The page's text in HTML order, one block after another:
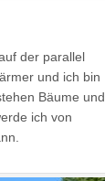
der parallel
und ich bin
Bäume und
ich von